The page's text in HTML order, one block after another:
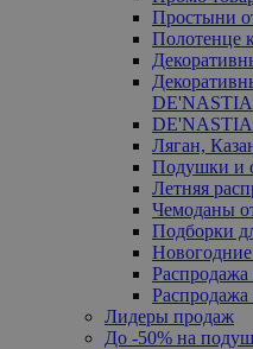
Простыни
Полотенце
DE'NASTIA
DE'NASTIA
Ляган,
Подушки и
Летняя
Чемоданы
Подборки
Распродажа
Распродажа
Лидеры продаж
До -50% на